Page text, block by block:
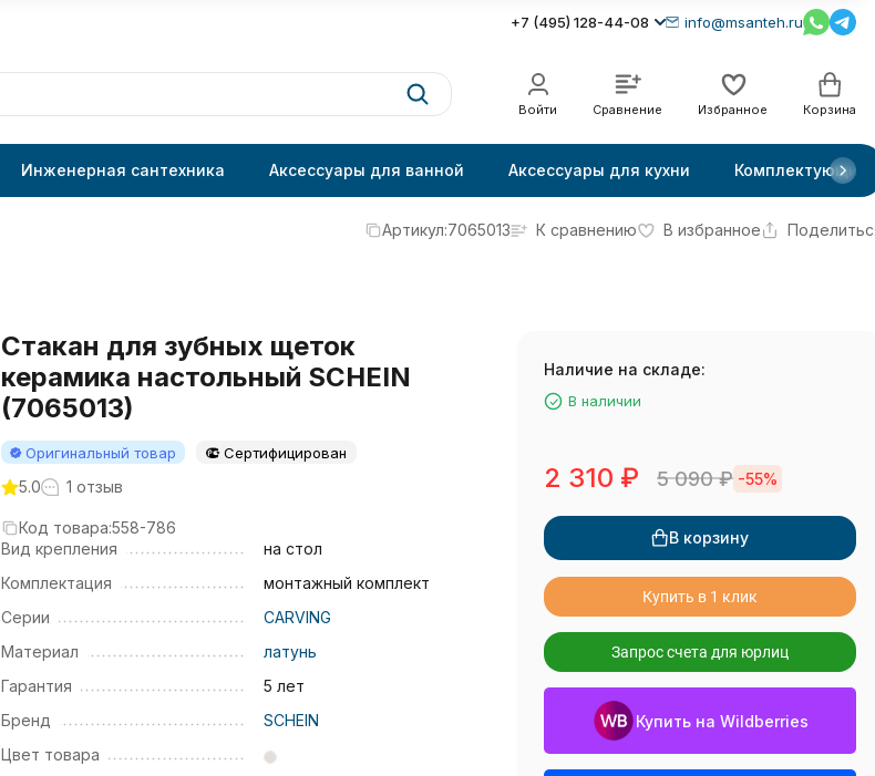
+7 (495) 128-44-08 info@msanteh.ru
Войти Сравнение Избранное Корзина
Инженерная сантехника Аксессуары для ванной Аксессуары для кухни Комплектующие
Артикул:7065013 К сравнению В избранное
Стакан для зубных щеток
керамика настольный SCHEIN
(7065013)
Оригинальный товар Сертифицирован
5.0 1 отзыв
Код товара:558-786
Вид крепления
на стол
Комплектация
монтажный комплект
Серии
CARVING
Материал
латунь
Гарантия
5 лет
Бренд
SCHEIN
Цвет товара
Наличие на складе:
В наличии
2 310 ₽ 5 090₽ -55%
В корзину
Купить в 1 клик
Запрос счета для юрлиц
Купить на Wildberries